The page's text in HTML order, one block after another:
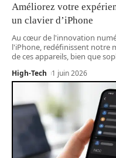
Améliorez votre
un clavier d’iPhone
Au cœur de l'innovation
l'iPhone, redéfinissent notre
de ces appareils, bien que
High-Tech 1 juin 2026